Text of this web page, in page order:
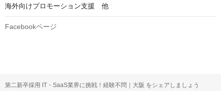
海外向けプロモーション支援　他
Facebookページ
第二新卒採用 IT・SaaS業界に挑戦！経験不問｜大阪 をシェアしましょう